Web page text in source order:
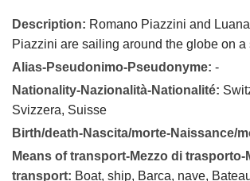
Description: Romano Piazzini and
Piazzini are sailing around the globe on a
Alias-Pseudonimo-Pseudonyme: -
Nationality-Nazionalità-Nationalité:
Svizzera, Suisse
Birth/death-Nascita/morte-Naissance/
Means of transport-Mezzo di trasporto-
transport: Boat, ship, Barca, nave,